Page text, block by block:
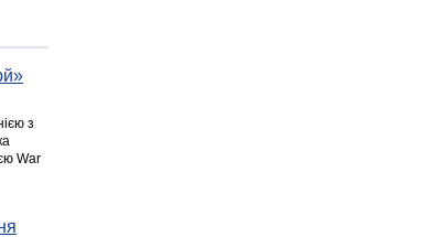
з
War